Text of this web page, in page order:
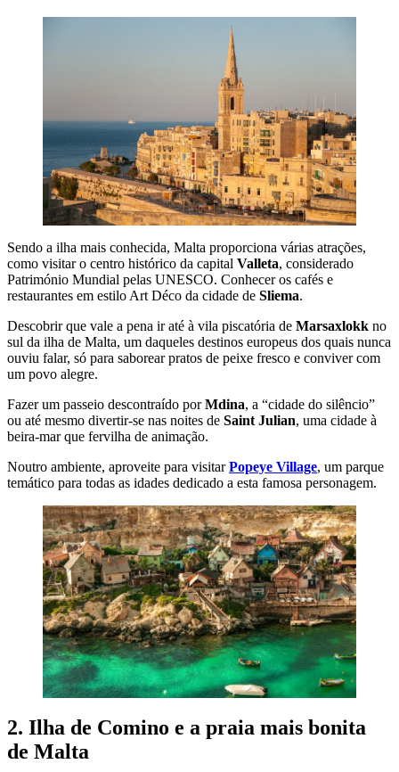
Sendo a ilha mais conhecida, Malta proporciona várias atrações,
como visitar o centro histórico da capital Valleta, considerado
Património Mundial pelas UNESCO. Conhecer os cafés e
restaurantes em estilo Art Déco da cidade de Sliema.
Descobrir que vale a pena ir até à vila piscatória de Marsaxlokk no
sul da ilha de Malta, um daqueles destinos europeus dos quais nunca
ouviu falar, só para saborear pratos de peixe fresco e conviver com
um povo alegre.
Fazer um passeio descontraído porMdina, a “cidade do silêncio”
ou até mesmo divertir-se nas noites de Saint Julian, uma cidade à
beira-mar que fervilha de animação.
Noutro ambiente, aproveite para visitarPopeye Village, um parque
temático para todas as idades dedicado a esta famosa personagem.
2. Ilha de Comino e a praia mais bonita
de Malta